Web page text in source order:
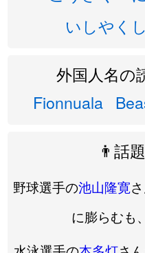
いしやくし
外国人名の
Fionnuala
👨話
野球選手の池山隆寛
に膨らむも